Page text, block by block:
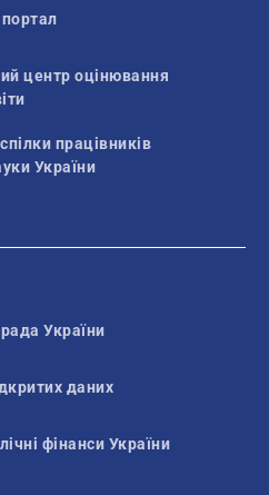
центр оцінювання
працівників
України
України
даних
фінанси України